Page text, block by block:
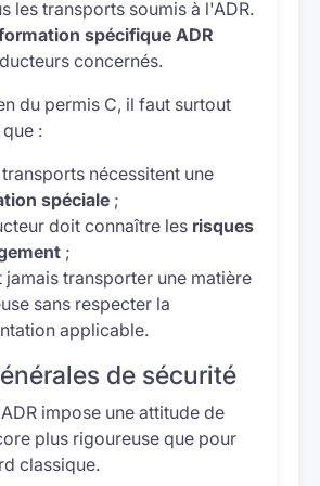
les transports soumis à l'ADR.
spécifique ADR
concernés.
du permis C, il faut surtout
:
nécessitent une
spéciale ;
doit connaître les risques
;
jamais transporter une matière
sans respecter la
applicable.
de sécurité
impose une attitude de
plus rigoureuse que pour
classique.